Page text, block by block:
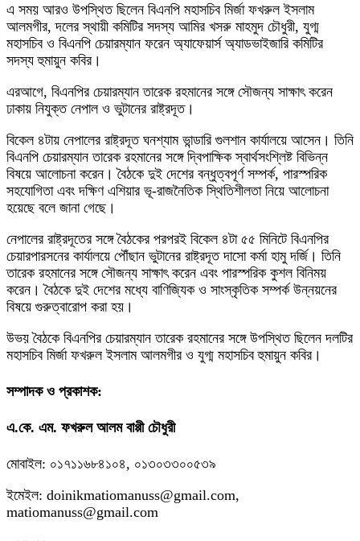
এ সময় আরও উপস্থিত ছিলেন বিএনপি মহাসচিব মির্জা ফখরুল ইসলাম
আলমগীর, দলের স্থায়ী কমিটির সদস্য আমির খসরু মাহমুদ চৌধুরী, যুগ্ম
মহাসচিব ও বিএনপি চেয়ারম্যান ফরেন অ্যাফেয়ার্স অ্যাডভাইজারি কমিটির
সদস্য হুমায়ুন কবির।
এরআগে, বিএনপির চেয়ারম্যান তারেক রহমানের সঙ্গে সৌজন্য সাক্ষাৎ করেন
ঢাকায় নিযুক্ত নেপাল ও ভুটানের রাষ্ট্রদূত।
বিকেল ৪টায় নেপালের রাষ্ট্রদূত ঘনশ্যাম ভান্ডারি গুলশান কার্যালয়ে আসেন। তিনি
বিএনপি চেয়ারম্যান তারেক রহমানের সঙ্গে দ্বিপাক্ষিক স্বার্থসংশ্লিষ্ট বিভিন্ন
বিষয়ে আলোচনা করেন। বৈঠকে দুই দেশের বন্ধুত্বপূর্ণ সম্পর্ক, পারস্পরিক
সহযোগিতা এবং দক্ষিণ এশিয়ার ভূ-রাজনৈতিক স্থিতিশীলতা নিয়ে আলোচনা
হয়েছে বলে জানা গেছে।
নেপালের রাষ্ট্রদূতের সঙ্গে বৈঠকের পরপরই বিকেল ৪টা ৫৫ মিনিটে বিএনপির
চেয়ারপারসনের কার্যালয়ে পৌঁছান ভুটানের রাষ্ট্রদূত দাসো কর্মা হামু দর্জি। তিনি
তারেক রহমানের সঙ্গে সৌজন্য সাক্ষাৎ করেন এবং পারস্পরিক কুশল বিনিময়
করেন। বৈঠকে দুই দেশের মধ্যে বাণিজ্যিক ও সাংস্কৃতিক সম্পর্ক উন্নয়নের
বিষয়ে গুরুত্বারোপ করা হয়।
উভয় বৈঠকে বিএনপির চেয়ারম্যান তারেক রহমানের সঙ্গে উপস্থিত ছিলেন দলটির
মহাসচিব মির্জা ফখরুল ইসলাম আলমগীর ও যুগ্ম মহাসচিব হুমায়ুন কবির।
সম্পাদক ও প্রকাশক:
এ.কে. এম. ফখরুল আলম বাপ্পী চৌধুরী
মোবাইল: ০১৭১১৬৮৪১০৪, ০১৩০৩৩০০৫৩৯
ইমেইল: doinikmatiomanuss@gmail.com,
matiomanuss@gmail.com